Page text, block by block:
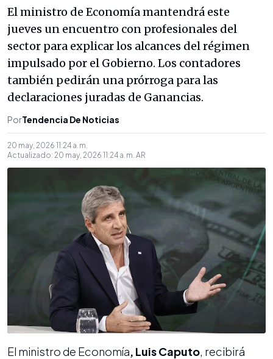
El ministro de Economía mantendrá este
jueves un encuentro con profesionales del
sector para explicar los alcances del régimen
impulsado por el Gobierno. Los contadores
también pedirán una prórroga para las
declaraciones juradas de Ganancias.
PorTendencia De Noticias
20 may, 2026 11:24 a. m.
Actualizado: 20 may, 2026 11:24 a. m. AR
El ministro de Economía, Luis Caputo, recibirá